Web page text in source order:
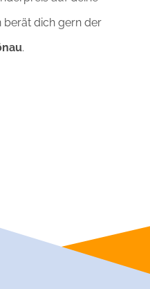
berät dich gern der
.